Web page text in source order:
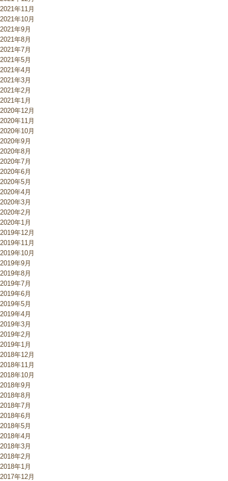
2021年11月
2021年10月
2021年9月
2021年8月
2021年7月
2021年5月
2021年4月
2021年3月
2021年2月
2021年1月
2020年12月
2020年11月
2020年10月
2020年9月
2020年8月
2020年7月
2020年6月
2020年5月
2020年4月
2020年3月
2020年2月
2020年1月
2019年12月
2019年11月
2019年10月
2019年9月
2019年8月
2019年7月
2019年6月
2019年5月
2019年4月
2019年3月
2019年2月
2019年1月
2018年12月
2018年11月
2018年10月
2018年9月
2018年8月
2018年7月
2018年6月
2018年5月
2018年4月
2018年3月
2018年2月
2018年1月
2017年12月